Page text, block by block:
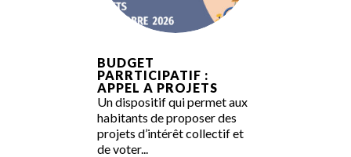
BUDGET
PARRTICIPATIF :
APPEL A PROJETS
Un dispositif qui permet aux
habitants de proposer des
projets d’intérêt collectif et
de voter...